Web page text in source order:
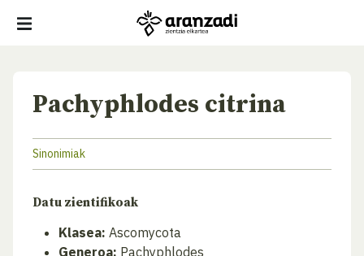
Pachyphlodes citrina
Sinonimiak
Datu zientifikoak
Klasea: Ascomycota
Generoa: Pachyphlodes